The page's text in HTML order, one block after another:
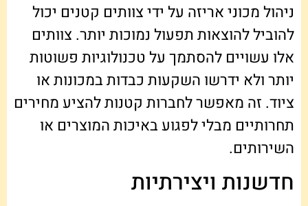
ניהול מכוני אריזה על ידי צוותים קטנים יכול
להוביל להוצאות תפעול נמוכות יותר. צוותים
אלו עשויים להסתמך על טכנולוגיות פשוטות
יותר ולא ידרשו השקעות כבדות במכונות או
ציוד. זה מאפשר לחברות קטנות להציע מחירים
תחרותיים מבלי לפגוע באיכות המוצרים או
השירותים.
חדשנות ויצירתיות